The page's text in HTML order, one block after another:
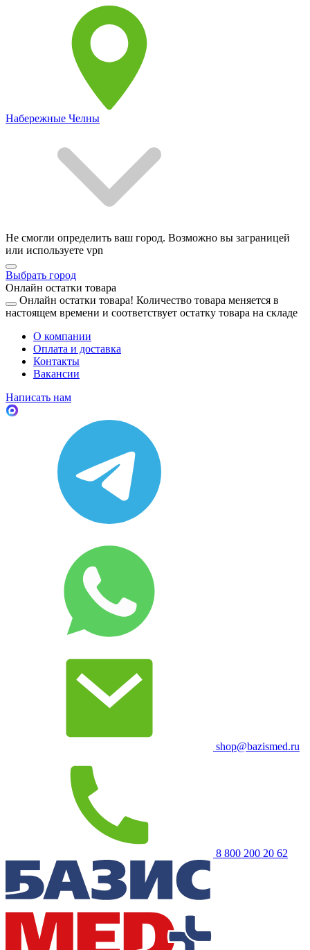
Набережные Челны
Не смогли определить ваш город. Возможно вы заграницей
или используете vpn
Выбрать город
Онлайн остатки товара
Онлайн остатки товара! Количество товара меняется в
настоящем времени и соответствует остатку товара на складе
О компании
Оплата и доставка
Контакты
Вакансии
Написать нам
shop@bazismed.ru
8 800 200 20 62